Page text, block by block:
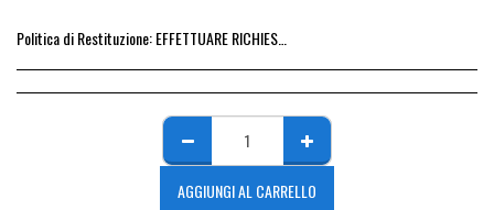
Politica di Restituzione:EFFETTUARE RICHIESTA DI RESO ENTRO 14 GIORNI DALL&#039;ACQUISTO DEL RICAMBIO, IL RIMBORSO VIENE EMESSO ALLA CONSEGNA DEL RICAMBIO IN SEDE.
AGGIUNGI AL CARRELLO